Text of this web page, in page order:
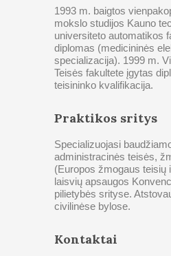
1993 m. baigtos
mokslo studijos Kauno
universiteto automatikos
diplomas (medicininės
specializacija). 1999 m.
Teisės fakultete įgytas
teisininko kvalifikacija.
Praktikos sritys
Specializuojasi
administracinės teisės,
(Europos žmogaus teisių
laisvių apsaugos
pilietybės srityse.
civilinėse bylose.
Kontaktai